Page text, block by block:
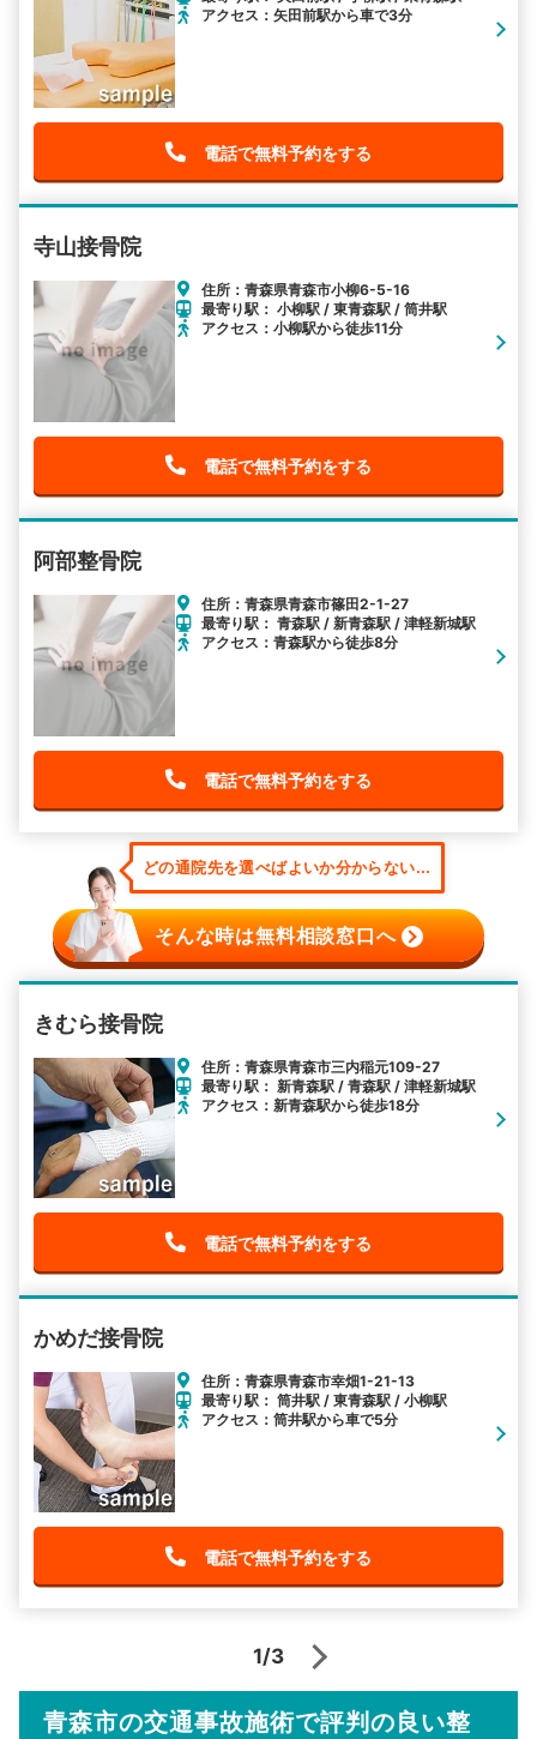
アクセス：矢田前駅から車で3分
電話で無料予約をする
寺山接骨院
住所：青森県青森市小柳6-5-16
最寄り駅： 小柳駅 / 東青森駅 / 筒井駅
アクセス：小柳駅から徒歩11分
電話で無料予約をする
阿部整骨院
住所：青森県青森市篠田2-1-27
最寄り駅： 青森駅 / 新青森駅 / 津軽新城駅
アクセス：青森駅から徒歩8分
電話で無料予約をする
どの通院先を選べばよいか分からない...
そんな時は無料相談窓口へ
きむら接骨院
住所：青森県青森市三内稲元109-27
最寄り駅： 新青森駅 / 青森駅 / 津軽新城駅
アクセス：新青森駅から徒歩18分
電話で無料予約をする
かめだ接骨院
住所：青森県青森市幸畑1-21-13
最寄り駅： 筒井駅 / 東青森駅 / 小柳駅
アクセス：筒井駅から車で5分
電話で無料予約をする
1/3
青森市の交通事故施術で評判の良い整